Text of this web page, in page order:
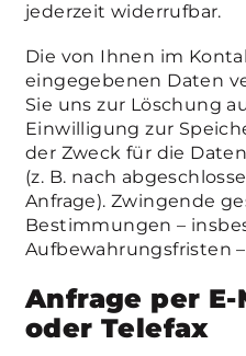
jederzeit widerrufbar.
Die von Ihnen im
eingegebenen Daten
Sie uns zur Löschung
Einwilligung zur
der Zweck für die
(z. B. nach
Anfrage). Zwingende
Bestimmungen –
Aufbewahrungsfristen
Anfrage per
oder Telefax